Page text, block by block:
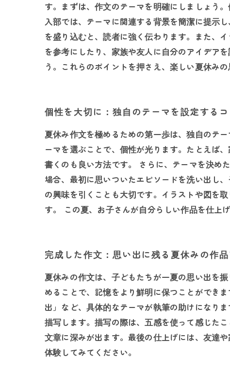
す。まずは、作文のテーマを明確にしましょう
入部では、テーマに関連する背景を簡潔に提示
を盛り込むと、読者に強く伝わります。また、
を参考にしたり、家族や友人に自分のアイデア
う。これらのポイントを押さえ、楽しい夏休み
個性を大切に：独自のテーマを設定するコ
夏休み作文を極めるための第一歩は、独自のテ
ーマを選ぶことで、個性が光ります。たとえば
書くのも良い方法です。 さらに、テーマを決め
場合、最初に思いついたエピソードを洗い出し
の興味を引くことも大切です。イラストや図を
す。 この夏、お子さんが自分らしい作品を仕上
完成した作文：思い出に残る夏休みの作
夏休みの作文は、子どもたちが一夏の思い出を
めることで、記憶をより鮮明に保つことができ
出」など、具体的なテーマが執筆の助けになり
描写します。描写の際は、五感を使って感じた
文章に深みが出ます。最後の仕上げには、友達
体験してみてください。